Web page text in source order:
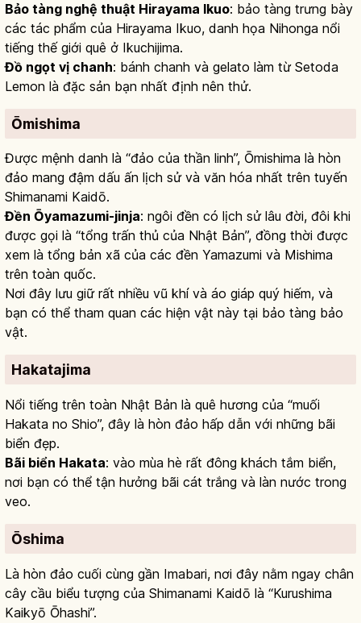
Bảo tàng nghệ thuật Hirayama Ikuo: bảo tàng trưng bày
các tác phẩm của Hirayama Ikuo, danh họa Nihonga nổi
tiếng thế giới quê ở Ikuchijima.
Đồ ngọt vị chanh: bánh chanh và gelato làm từ Setoda
Lemon là đặc sản bạn nhất định nên thử.
Ōmishima
Được mệnh danh là “đảo của thần linh”, Ōmishima là hòn
đảo mang đậm dấu ấn lịch sử và văn hóa nhất trên tuyến
Shimanami Kaidō.
Đền Ōyamazumi-jinja: ngôi đền có lịch sử lâu đời, đôi khi
được gọi là “tổng trấn thủ của Nhật Bản”, đồng thời được
xem là tổng bản xã của các đền Yamazumi và Mishima
trên toàn quốc.
Nơi đây lưu giữ rất nhiều vũ khí và áo giáp quý hiếm, và
bạn có thể tham quan các hiện vật này tại bảo tàng bảo
vật.
Hakatajima
Nổi tiếng trên toàn Nhật Bản là quê hương của “muối
Hakata no Shio”, đây là hòn đảo hấp dẫn với những bãi
biển đẹp.
Bãi biển Hakata: vào mùa hè rất đông khách tắm biển,
nơi bạn có thể tận hưởng bãi cát trắng và làn nước trong
veo.
Ōshima
Là hòn đảo cuối cùng gần Imabari, nơi đây nằm ngay chân
cây cầu biểu tượng của Shimanami Kaidō là “Kurushima
Kaikyō Ōhashi”.